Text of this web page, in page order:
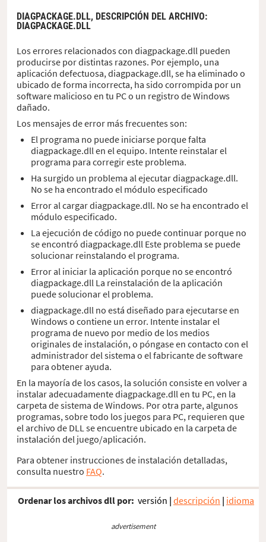
DIAGPACKAGE.DLL, DESCRIPCIÓN DEL ARCHIVO:
DIAGPACKAGE.DLL
Los errores relacionados con diagpackage.dll pueden
producirse por distintas razones. Por ejemplo, una
aplicación defectuosa, diagpackage.dll, se ha eliminado o
ubicado de forma incorrecta, ha sido corrompida por un
software malicioso en tu PC o un registro de Windows
dañado.
Los mensajes de error más frecuentes son:
El programa no puede iniciarse porque falta
diagpackage.dll en el equipo. Intente reinstalar el
programa para corregir este problema.
Ha surgido un problema al ejecutar diagpackage.dll.
No se ha encontrado el módulo especificado
Error al cargar diagpackage.dll. No se ha encontrado el
módulo especificado.
La ejecución de código no puede continuar porque no
se encontró diagpackage.dll Este problema se puede
solucionar reinstalando el programa.
Error al iniciar la aplicación porque no se encontró
diagpackage.dll La reinstalación de la aplicación
puede solucionar el problema.
diagpackage.dll no está diseñado para ejecutarse en
Windows o contiene un error. Intente instalar el
programa de nuevo por medio de los medios
originales de instalación, o póngase en contacto con el
administrador del sistema o el fabricante de software
para obtener ayuda.
En la mayoría de los casos, la solución consiste en volver a
instalar adecuadamente diagpackage.dll en tu PC, en la
carpeta de sistema de Windows. Por otra parte, algunos
programas, sobre todo los juegos para PC, requieren que
el archivo de DLL se encuentre ubicado en la carpeta de
instalación del juego/aplicación.
Para obtener instrucciones de instalación detalladas,
consulta nuestro FAQ.
Ordenar los archivos dll por: versión | descripción | idioma
advertisement